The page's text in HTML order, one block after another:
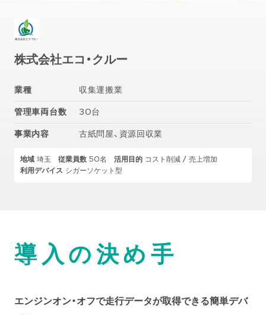
株式会社エコ・クルー
業種 収集運搬業
管理車両台数 30台
事業内容 古紙問屋、資源回収業
地域 埼玉 従業員数 50名 活用目的
コスト削減 / 売上増加
利用デバイス シガーソケット型
導入の決め手
エンジンオン・オフで走行データが取得できる簡単デバ